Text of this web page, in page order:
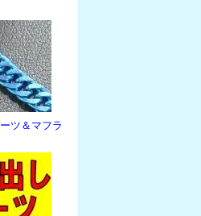
ツ＆マフラ